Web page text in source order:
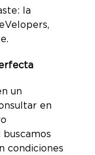
la
un
en
condiciones